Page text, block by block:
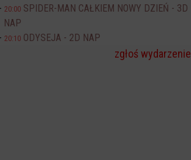
20:00 SPIDER-MAN CAŁKIEM NOWY DZIEŃ - 3D
NAP
20:10 ODYSEJA - 2D NAP
zgłoś wydarzenie